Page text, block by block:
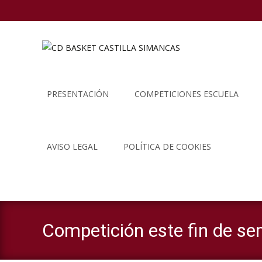
PRESENTACIÓN COMPETICIONES ESCUELA
AVISO LEGAL POLÍTICA DE COOKIES
Competición este fin de